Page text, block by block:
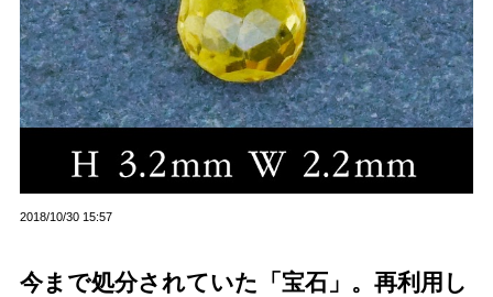
今まで処分されていた「宝石」。再利用し
2018/10/30 15:57